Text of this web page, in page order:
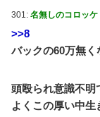
301: 名無しのコロッケ
>>8
バックの60万無
頭殴られ意識不明
よくこの厚い中生